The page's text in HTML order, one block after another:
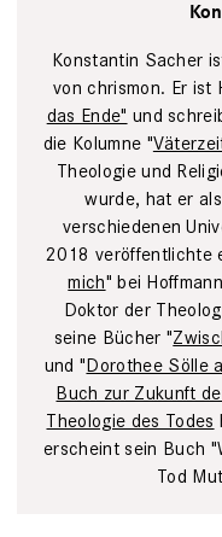
Konstantin Sacher
von chrismon. Er ist
das Ende" und
die Kolumne "
Theologie und
wurde, hat er
verschiedenen
2018 veröffentlichte
mich" bei
Doktor der
seine Bücher "
und "Dorothee Sölle
Buch zur Zukunft
Theologie des Todes
erscheint sein Buch
Tod